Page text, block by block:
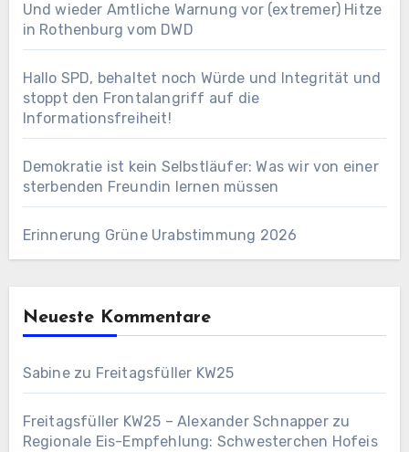
Und wieder Amtliche Warnung vor (extremer) Hitze
in Rothenburg vom DWD
Hallo SPD, behaltet noch Würde und Integrität und
stoppt den Frontalangriff auf die
Informationsfreiheit!
Demokratie ist kein Selbstläufer: Was wir von einer
sterbenden Freundin lernen müssen
Erinnerung Grüne Urabstimmung 2026
Neueste Kommentare
Sabinezu Freitagsfüller KW25
Freitagsfüller KW25 – Alexander Schnapperzu
Regionale Eis-Empfehlung: Schwesterchen Hofeis